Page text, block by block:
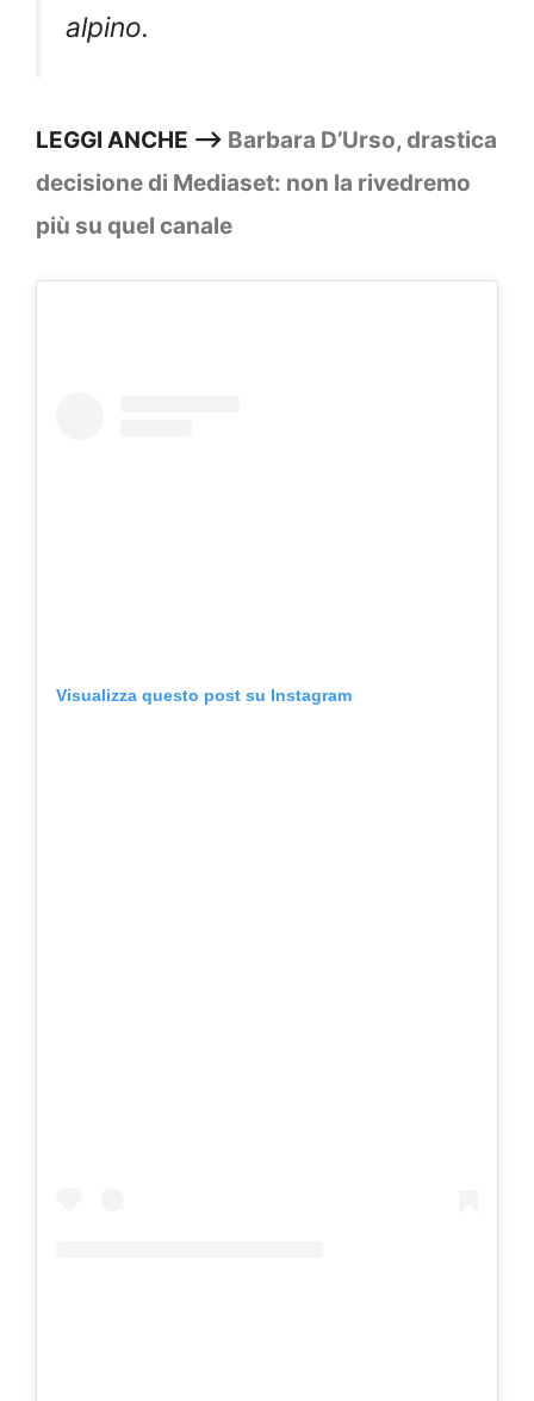
alpino.
LEGGI ANCHE —> Barbara D’Urso, drastica
decisione di Mediaset: non la rivedremo
più su quel canale
Visualizza questo post su Instagram